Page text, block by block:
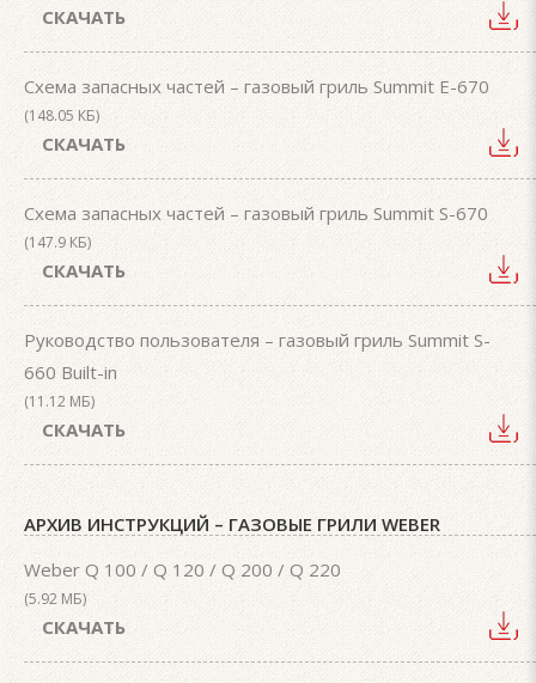
СКАЧАТЬ
Схема запасных частей – газовый гриль Summit E-670
(148.05 КБ)
СКАЧАТЬ
Схема запасных частей – газовый гриль Summit S-670
(147.9 КБ)
СКАЧАТЬ
Руководство пользователя – газовый гриль Summit S-
660 Built-in
(11.12 МБ)
СКАЧАТЬ
АРХИВ ИНСТРУКЦИЙ – ГАЗОВЫЕ ГРИЛИ WEBER
Weber Q 100 / Q 120 / Q 200 / Q 220
(5.92 МБ)
СКАЧАТЬ